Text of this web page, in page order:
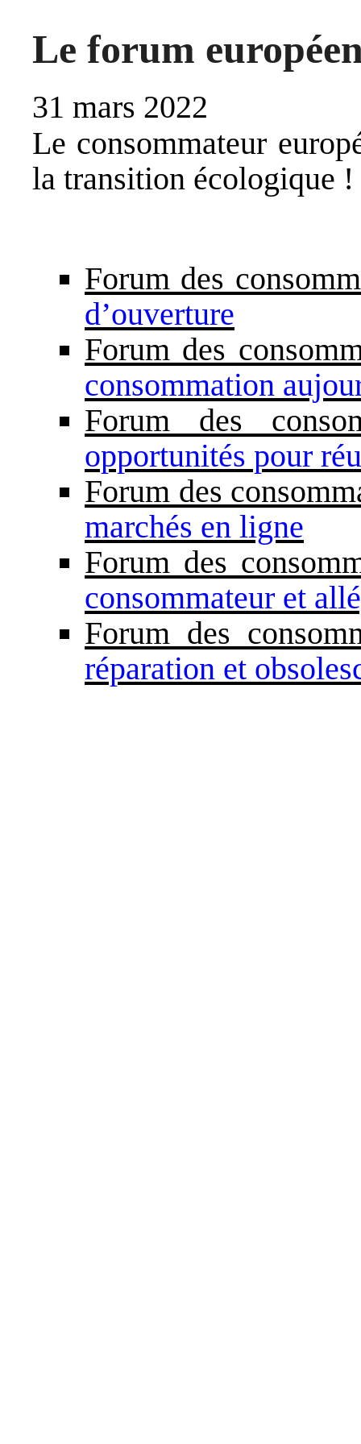
Le forum
31 mars 2022
Le consommateur
la transition écologique !
Forum des
d’ouverture
Forum des
consommation
Forum des
opportunités pour
Forum des
marchés en ligne
Forum des
consommateur et
Forum des
réparation et